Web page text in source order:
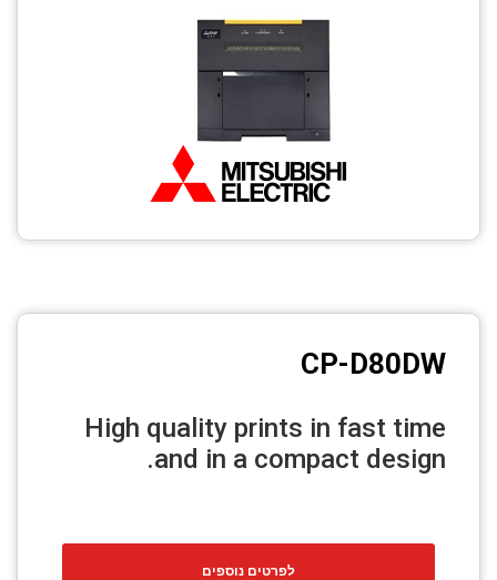
CP-D80DW
High quality prints in fast time
and in a compact design.
לפרטים נוספים